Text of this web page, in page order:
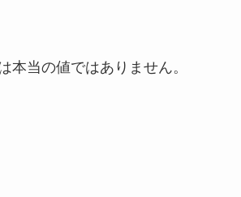
本当の値ではありません。